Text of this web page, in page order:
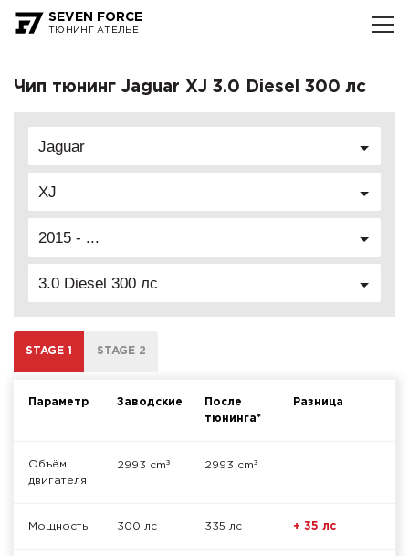
SEVEN FORCE
ТЮНИНГ АТЕЛЬЕ
Чип тюнинг Jaguar XJ 3.0 Diesel 300 лс
Jaguar
XJ
2015 - ...
3.0 Diesel 300 лс
STAGE 1 STAGE 2
Параметр Заводские
После
тюнинга*
Разница
Объём
двигателя
2993 cm³ 2993 cm³
Мощность 300 лс 335 лс + 35 лс